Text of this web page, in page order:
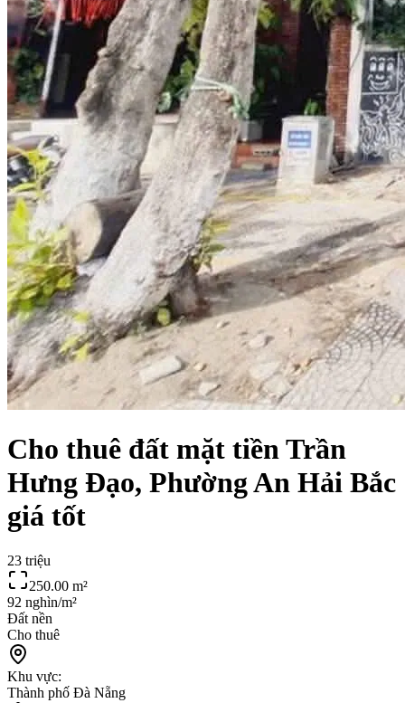
Cho thuê đất mặt tiền Trần
Hưng Đạo, Phường An Hải Bắc
giá tốt
23 triệu
250.00 m²
92 nghìn/m²
Đất nền
Cho thuê
Khu vực:
Thành phố Đà Nẵng